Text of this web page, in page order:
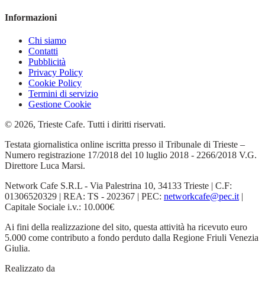
Informazioni
Chi siamo
Contatti
Pubblicità
Privacy Policy
Cookie Policy
Termini di servizio
Gestione Cookie
© 2026, Trieste Cafe. Tutti i diritti riservati.
Testata giornalistica online iscritta presso il Tribunale di Trieste –
Numero registrazione 17/2018 del 10 luglio 2018 - 2266/2018 V.G.
Direttore Luca Marsi.
Network Cafe S.R.L - Via Palestrina 10, 34133 Trieste | C.F:
01306520329 | REA: TS - 202367 | PEC: networkcafe@pec.it |
Capitale Sociale i.v.: 10.000€
Ai fini della realizzazione del sito, questa attività ha ricevuto euro
5.000 come contributo a fondo perduto dalla Regione Friuli Venezia
Giulia.
Realizzato da